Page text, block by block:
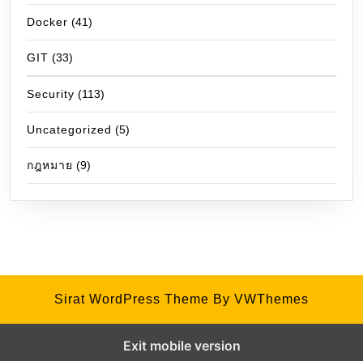
Docker (41)
GIT (33)
Security (113)
Uncategorized (5)
กฎหมาย (9)
Sirat WordPress Theme By VWThemes
Exit mobile version